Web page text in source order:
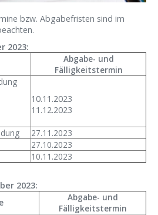
bzw. Abgabefristen sind im
2023:
Abgabe- und
Fälligkeitstermin
10.11.2023
11.12.2023
27.11.2023
27.10.2023
10.11.2023
2023:
Abgabe- und
Fälligkeitstermin